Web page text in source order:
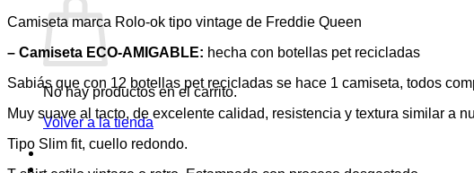
No hay productos en el carrito.
Volver a la tienda
Camiseta marca Rolo-ok tipo vintage de Freddie Queen
– Camiseta ECO-AMIGABLE: hecha con botellas pet recicladas
Sabiás que con 12 botellas pet recicladas se hace 1 camiseta, todos
Muy suave al tacto, de excelente calidad, resistencia y textura similar a
Tipo Slim fit, cuello redondo.